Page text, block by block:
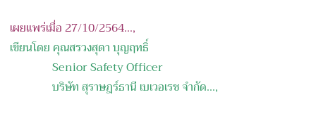
เผยแพร่เมื่อ 27/10/2564...,
เขียนโดย คุณสรวงสุดา บุญฤทธิ์
Senior Safety Officer
บริษัท สุราษฎร์ธานี เบเวอเรช จำกัด...,